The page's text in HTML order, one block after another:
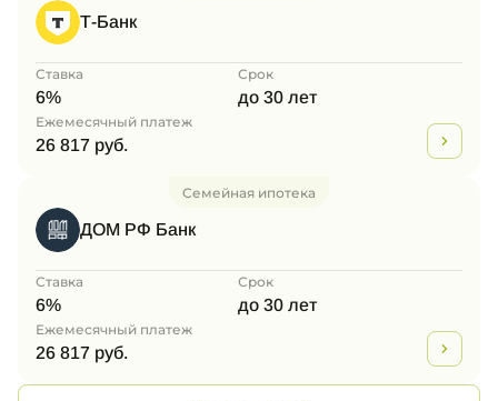
Т-Банк
Ставка
6%
Срок
до 30 лет
Ежемесячный платеж
26 817 руб.
Семейная ипотека
ДОМ РФ Банк
Ставка
6%
Срок
до 30 лет
Ежемесячный платеж
26 817 руб.